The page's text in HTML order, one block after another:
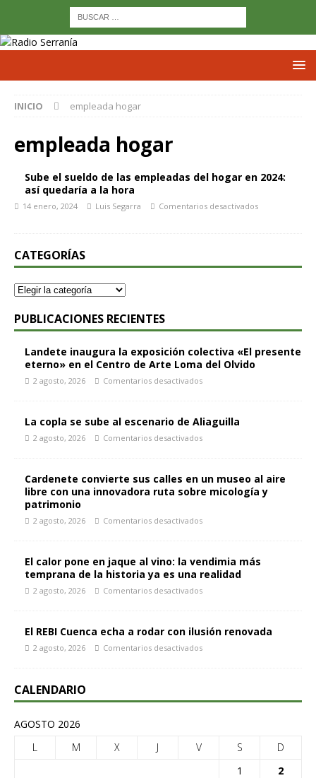
INICIO empleada hogar
empleada hogar
Sube el sueldo de las empleadas del hogar en 2024:
así quedaría a la hora
14 enero, 2024 Luis Segarra Comentarios desactivados
CATEGORÍAS
PUBLICACIONES RECIENTES
Landete inaugura la exposición colectiva «El presente
eterno» en el Centro de Arte Loma del Olvido
2 agosto, 2026 Comentarios desactivados
La copla se sube al escenario de Aliaguilla
2 agosto, 2026 Comentarios desactivados
Cardenete convierte sus calles en un museo al aire
libre con una innovadora ruta sobre micología y
patrimonio
2 agosto, 2026 Comentarios desactivados
El calor pone en jaque al vino: la vendimia más
temprana de la historia ya es una realidad
2 agosto, 2026 Comentarios desactivados
El REBI Cuenca echa a rodar con ilusión renovada
2 agosto, 2026 Comentarios desactivados
CALENDARIO
AGOSTO 2026
L
M X J V S
D
1
2